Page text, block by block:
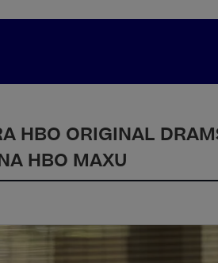
HBO ORIGINAL
HBO MAXU